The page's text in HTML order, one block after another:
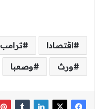
اقتصادا ترامب
ورث وصعبا